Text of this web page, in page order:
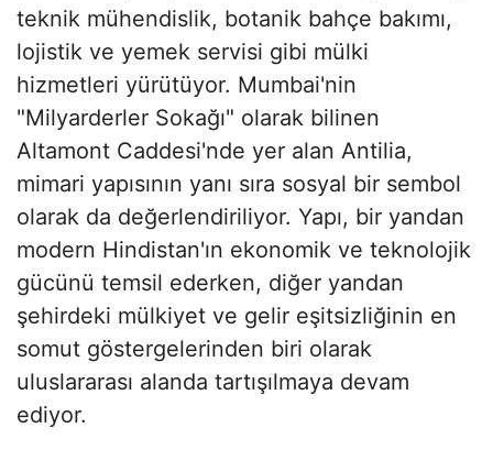
teknik mühendislik, botanik bahçe bakımı,
lojistik ve yemek servisi gibi mülki
hizmetleri yürütüyor. Mumbai'nin
"Milyarderler Sokağı" olarak bilinen
Altamont Caddesi'nde yer alan Antilia,
mimari yapısının yanı sıra sosyal bir sembol
olarak da değerlendiriliyor. Yapı, bir yandan
modern Hindistan'ın ekonomik ve teknolojik
gücünü temsil ederken, diğer yandan
şehirdeki mülkiyet ve gelir eşitsizliğinin en
somut göstergelerinden biri olarak
uluslararası alanda tartışılmaya devam
ediyor.